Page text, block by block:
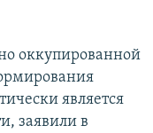
оккупированной
является
заявили в